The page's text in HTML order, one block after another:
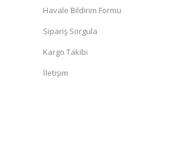
Havale Bildirim Formu
Sipariş Sorgula
Kargo Takibi
İletişim